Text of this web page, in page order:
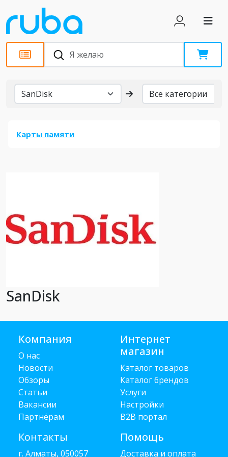
Бренды
Карты памяти
SanDisk
Компания
О нас
Новости
Обзоры
Статьи
Вакансии
Партнёрам
Контакты
г. Алматы, 050057
Интернет
магазин
Каталог товаров
Каталог брендов
Услуги
Настройки
B2B портал
Помощь
Доставка и оплата